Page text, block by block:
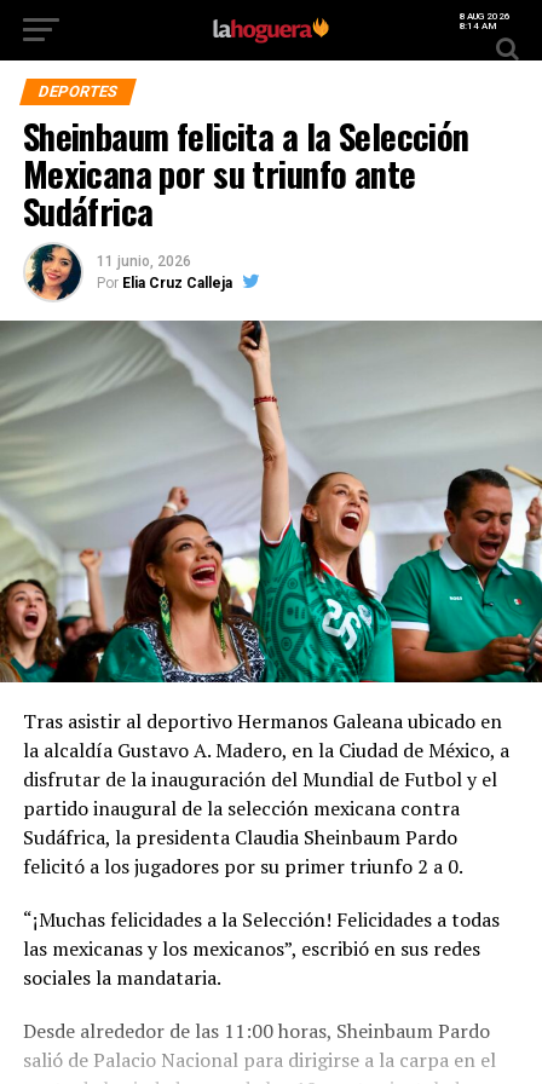
8 AUG 2026
8:14 AM
DEPORTES
Sheinbaum felicita a la Selección
Mexicana por su triunfo ante
Sudáfrica
11 junio, 2026
Por Elia Cruz Calleja
Tras asistir al deportivo Hermanos Galeana ubicado en
la alcaldía Gustavo A. Madero, en la Ciudad de México, a
disfrutar de la inauguración del Mundial de Futbol y el
partido inaugural de la selección mexicana contra
Sudáfrica, la presidenta Claudia Sheinbaum Pardo
felicitó a los jugadores por su primer triunfo 2 a 0.
“¡Muchas felicidades a la Selección! Felicidades a todas
las mexicanas y los mexicanos”, escribió en sus redes
sociales la mandataria.
Desde alrededor de las 11:00 horas, Sheinbaum Pardo
salió de Palacio Nacional para dirigirse a la carpa en el